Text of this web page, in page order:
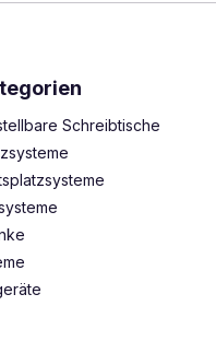
Schreibtische